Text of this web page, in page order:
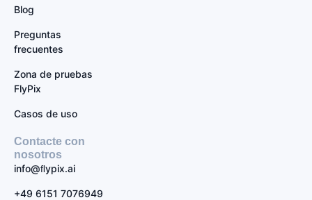
Blog
Preguntas
frecuentes
Zona de pruebas
FlyPix
Casos de uso
Contacte con
nosotros
info@ﬂypix.ai
+49 6151 7076949